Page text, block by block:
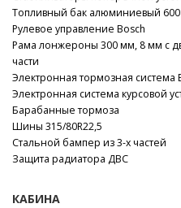
Топливный бак алюминиевый 600
Рулевое управление Bosch
Рама лонжероны 300 мм, 8 мм с
части
Электронная тормозная система
Электронная система курсовой
Барабанные тормоза
Шины 315/80R22,5
Стальной бампер из 3-х частей
Защита радиатора ДВС
КАБИНА